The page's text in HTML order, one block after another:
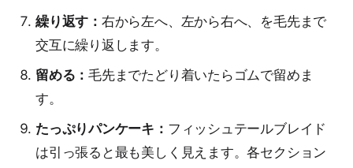
繰り返す： 右から左へ、左から右へ、を毛先まで
交互に繰り返します。
留める：毛先までたどり着いたらゴムで留めま
す。
たっぷりパンケーキ： フィッシュテールブレイド
は引っ張ると最も美しく見えます。各セクション